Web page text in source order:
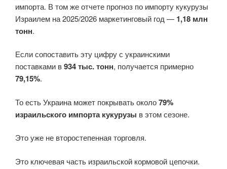
импорта. В том же отчете прогноз по импорту кукурузы
Израилем на 2025/2026 маркетинговый год — 1,18 млн
тонн.
Если сопоставить эту цифру с украинскими
поставками в934 тыс. тонн, получается примерно
79,15%.
То есть Украина может покрывать около79%
израильского импорта кукурузы в этом сезоне.
Это уже не второстепенная торговля.
Это ключевая часть израильской кормовой цепочки.